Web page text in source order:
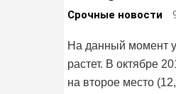
Срочные новости
На данный момент
растет. В октябре
на второе место